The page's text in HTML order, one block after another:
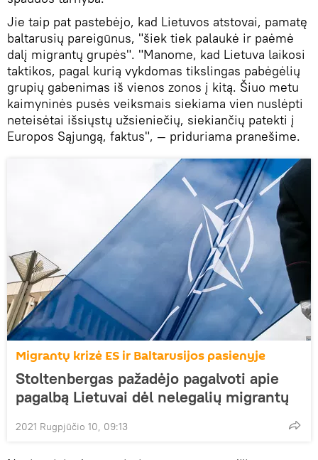
Jie taip pat pastebėjo, kad Lietuvos atstovai, pamatę
baltarusių pareigūnus, "šiek tiek palaukė ir paėmė
dalį migrantų grupės". "Manome, kad Lietuva laikosi
taktikos, pagal kurią vykdomas tikslingas pabėgėlių
grupių gabenimas iš vienos zonos į kitą. Šiuo metu
kaimyninės pusės veiksmais siekiama vien nuslėpti
neteisėtai išsiųstų užsieniečių, siekiančių patekti į
Europos Sąjungą, faktus", — priduriama pranešime.
Migrantų krizė ES ir Baltarusijos pasienyje
Stoltenbergas pažadėjo pagalvoti apie
pagalbą Lietuvai dėl nelegalių migrantų
2021 Rugpjūčio 10, 09:13